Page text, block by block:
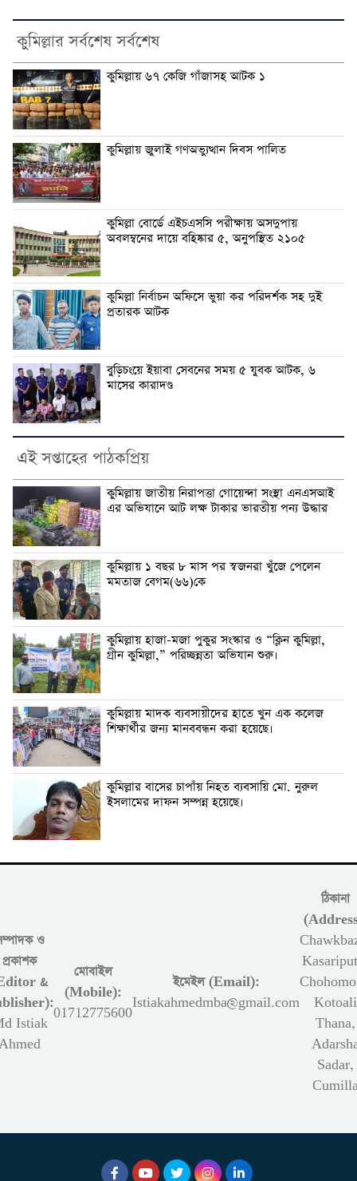
কুমিল্লার সর্বশেষ সর্বশেষ
কুমিল্লায় ৬৭ কেজি গাঁজাসহ আটক ১
কুমিল্লায় জুলাই গণঅভ্যুত্থান দিবস পালিত
কুমিল্লা বোর্ডে এইচএসসি পরীক্ষায় অসদুপায়
অবলম্বনের দায়ে বহিষ্কার ৫, অনুপস্থিত ২১০৫
কুমিল্লা নির্বাচন অফিসে ভুয়া কর পরিদর্শক সহ দুই
প্রতারক আটক
বুড়িচংয়ে ইয়াবা সেবনের সময় ৫ যুবক আটক, ৬
মাসের কারাদণ্ড
এই সপ্তাহের পাঠকপ্রিয়
কুমিল্লায় জাতীয় নিরাপত্তা গোয়েন্দা সংস্থা এনএসআই
এর অভিযানে আট লক্ষ টাকার ভারতীয় পন্য উদ্ধার
কুমিল্লায় ১ বছর ৮ মাস পর স্বজনরা খুঁজে পেলেন
মমতাজ বেগম(৬৬)কে
কুমিল্লায় হাজা-মজা পুকুর সংস্কার ও “ক্লিন কুমিল্লা,
গ্রীন কুমিল্লা,” পরিচ্ছন্নতা অভিযান শুরু।
কুমিল্লায় মাদক ব্যবসায়ীদের হাতে খুন এক কলেজ
শিক্ষার্থীর জন্য মানববন্ধন করা হয়েছে।
কুমিল্লার বাসের চাপাঁয় নিহত ব্যবসায়ি মো. নুরুল
ইসলামের দাফন সম্পন্ন হয়েছে।
ও
প্রকাশক
&
Istiak
মোবাইল
(Mobile):
01712775600
ইমেইল (Email):
Istiakahmedmba@gmail.com
ঠিকানা
Kotoali
Thana,
Sadar,